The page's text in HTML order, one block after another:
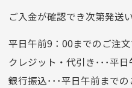
預金種目
普通預金
口座番号
0776226
口座名義
株式会社
ご入金が確認でき次第発送
平日午前9：00までのご注
クレジット・代引き･･･平
銀行振込･･･平日午前まで